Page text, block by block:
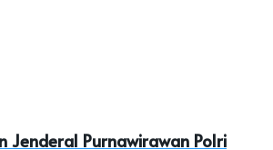
Jenderal Purnawirawan Polri